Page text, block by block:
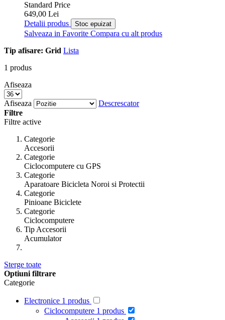
Standard Price
649,00 Lei
Detalii produs
Stoc epuizat
Salveaza in Favorite Compara cu alt produs
Tip afisare: Grid Lista
1 produs
Afiseaza
Afiseaza
Descrescator
Filtre
Filtre active
Categorie
Accesorii
Categorie
Ciclocomputere cu GPS
Categorie
Aparatoare Bicicleta Noroi si Protectii
Categorie
Pinioane Biciclete
Categorie
Ciclocomputere
Tip Accesorii
Acumulator
Sterge toate
Optiuni filtrare
Categorie
Electronice 1 produs
Ciclocomputere 1 produs